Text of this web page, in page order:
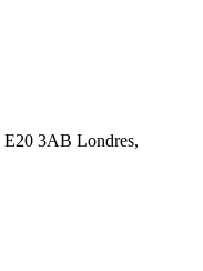
E20 3AB Londres,